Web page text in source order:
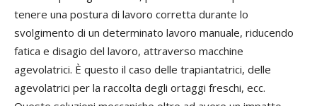
tenere una postura di lavoro corretta durante lo
svolgimento di un determinato lavoro manuale, riducendo
fatica e disagio del lavoro, attraverso macchine
agevolatrici. È questo il caso delle trapiantatrici, delle
agevolatrici per la raccolta degli ortaggi freschi, ecc.